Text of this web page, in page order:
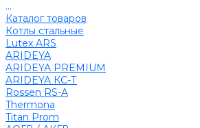
...
Каталог товаров
Котлы стальные
Lutex ARS
ARIDEYA
ARIDEYA PREMIUM
ARIDEYA КС-Т
Rossen RS-A
Thermona
Titan Prom